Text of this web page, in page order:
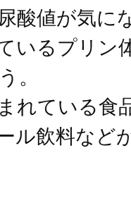
酸値が気に
いるプリン
。
れている食
ル飲料など